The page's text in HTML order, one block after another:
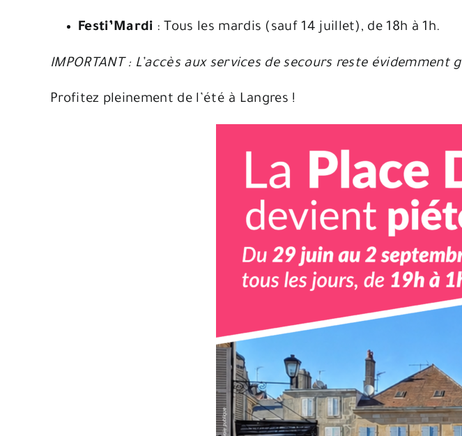
Festi’Mardi : Tous les mardis (sauf 14 juillet), de 18h à 1h.
IMPORTANT : L’accès aux services de secours reste
Profitez pleinement de l’été à Langres !